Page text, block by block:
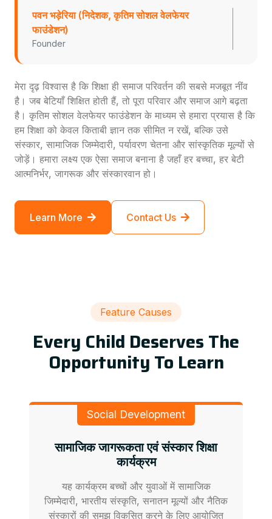
पवन भड़ेरिया (निदेशक, कृतिम सोशल वेलफेयर
फाउंडेशन)
Founder
मेरा दृढ़ विश्वास है कि शिक्षा ही समाज परिवर्तन की सबसे मजबूत नींव
है। जब बेटियाँ शिक्षित होती हैं, तो पूरा परिवार और समाज आगे बढ़ता
है। कृतिम सोशल वेलफेयर फाउंडेशन के माध्यम से हमारा प्रयास है कि
हम शिक्षा को केवल किताबी ज्ञान तक सीमित न रखें, बल्कि उसे
संस्कार, सामाजिक जिम्मेदारी, पर्यावरण चेतना और सांस्कृतिक मूल्यों से
जोड़ें। हमारा लक्ष्य एक ऐसा समाज बनाना है जहाँ हर बच्चा, हर बेटी
आत्मनिर्भर, जागरूक और संस्कारवान हो।
Learn More Contact Us
Feature Causes
Every Child Deserves The
Opportunity To Learn
Social Development
सामाजिक जागरूकता एवं संस्कार शिक्षा
कार्यक्रम
यह कार्यक्रम बच्चों और युवाओं में सामाजिक
जिम्मेदारी, भारतीय संस्कृति, सनातन मूल्यों और नैतिक
संस्कारों की समझ विकसित करने के लिए आयोजित